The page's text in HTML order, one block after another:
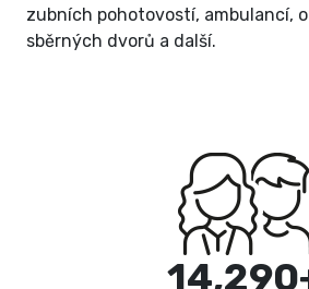
zubních pohotovostí, ambulancí,
sběrných dvorů a další.
15,000